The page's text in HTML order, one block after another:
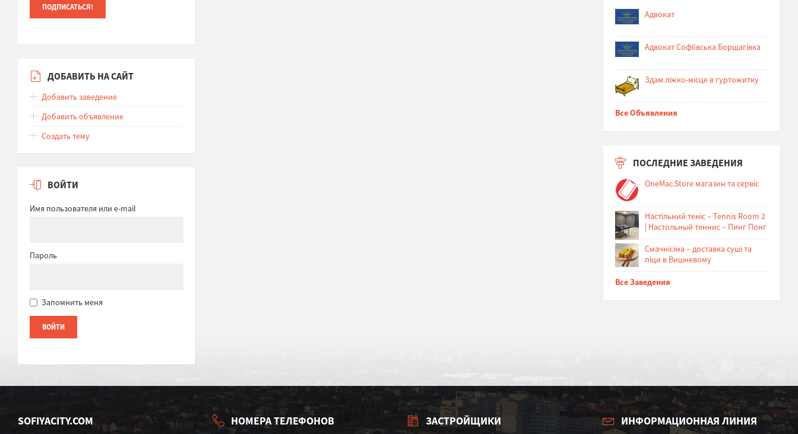
ДОБАВИТЬ НА САЙТ
Добавить заведение
Добавить объявление
Создать тему
ВОЙТИ
Имя пользователя или e-mail
Пароль
Запомнить меня
Адвокат
Адвокат Софіївська Борщагівка
Здам ліжко-місце в гуртожитку
Все Объявления
ПОСЛЕДНИЕ ЗАВЕДЕНИЯ
OneMac.Store магазин та сервіс
Настільний теніс – Tennis Room 2
| Настольный теннис – Пинг Понг
Cмачнісіма – доставка суші та
піци в Вишневому
Все Заведения
SOFIYACITY.COM НОМЕРА ТЕЛЕФОНОВ ЗАСТРОЙЩИКИ ИНФОРМАЦИОННАЯ ЛИНИЯ